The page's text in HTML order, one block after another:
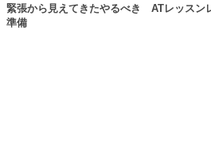
緊張から見えてきたやるべき
準備
ATレッス